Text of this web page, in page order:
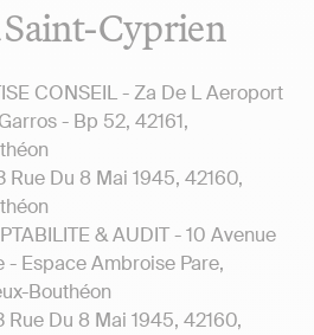
Saint-Cyprien
CONSEIL - Za De L Aeroport
- Bp 52, 42161,
Rue Du 8 Mai 1945, 42160,
& AUDIT - 10 Avenue
- Espace Ambroise Pare,
Bouthéon
Rue Du 8 Mai 1945, 42160,